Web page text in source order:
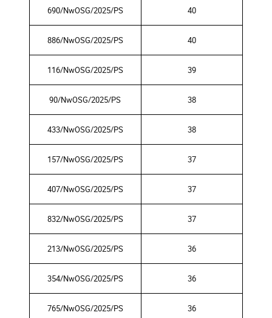
690/NwOSG/2025/PS 40
886/NwOSG/2025/PS 40
116/NwOSG/2025/PS 39
90/NwOSG/2025/PS 38
433/NwOSG/2025/PS 38
157/NwOSG/2025/PS 37
407/NwOSG/2025/PS 37
832/NwOSG/2025/PS 37
213/NwOSG/2025/PS 36
354/NwOSG/2025/PS 36
765/NwOSG/2025/PS 36